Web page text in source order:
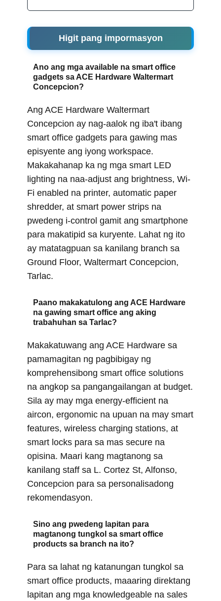
Higit pang impormasyon
Ano ang mga available na smart office
gadgets sa ACE Hardware Waltermart
Concepcion?
Ang ACE Hardware Waltermart
Concepcion ay nag-aalok ng iba't ibang
smart office gadgets para gawing mas
episyente ang iyong workspace.
Makakahanap ka ng mga smart LED
lighting na naa-adjust ang brightness, Wi-
Fi enabled na printer, automatic paper
shredder, at smart power strips na
pwedeng i-control gamit ang smartphone
para makatipid sa kuryente. Lahat ng ito
ay matatagpuan sa kanilang branch sa
Ground Floor, Waltermart Concepcion,
Tarlac.
Paano makakatulong ang ACE Hardware
na gawing smart office ang aking
trabahuhan sa Tarlac?
Makakatuwang ang ACE Hardware sa
pamamagitan ng pagbibigay ng
komprehensibong smart office solutions
na angkop sa pangangailangan at budget.
Sila ay may mga energy-efficient na
aircon, ergonomic na upuan na may smart
features, wireless charging stations, at
smart locks para sa mas secure na
opisina. Maari kang magtanong sa
kanilang staff sa L. Cortez St, Alfonso,
Concepcion para sa personalisadong
rekomendasyon.
Sino ang pwedeng lapitan para
magtanong tungkol sa smart office
products sa branch na ito?
Para sa lahat ng katanungan tungkol sa
smart office products, maaaring direktang
lapitan ang mga knowledgeable na sales